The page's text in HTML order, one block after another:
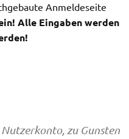
Anmeldeseite
Alle Eingaben werden
zu Gunsten